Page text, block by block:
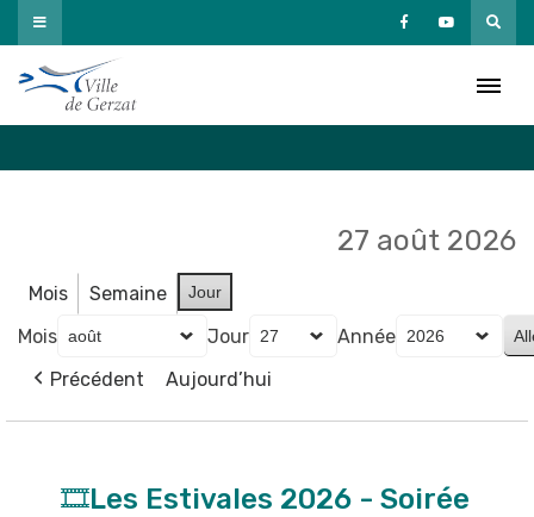
Passer
au
contenu
27 août 2026
Mois Semaine Jour
Mois Jour
Année
Précédent
Aujourd’hui
🎞️Les Estivales 2026 - Soirée